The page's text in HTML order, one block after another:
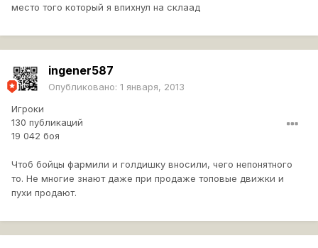
место того который я впихнул на склаад
ingener587
Опубликовано: 1 января, 2013
Игроки
130 публикаций
19 042 боя
Чтоб бойцы фармили и голдишку вносили, чего непонятного
то. Не многие знают даже при продаже топовые движки и
пухи продают.